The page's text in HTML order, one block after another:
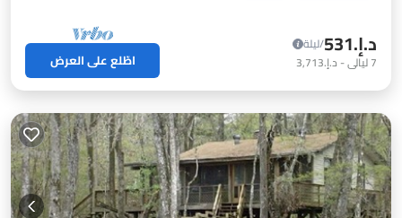
د.إ.‏531
/ليلة
7ليالي- د.إ.‏3,713 اطّلع على العرض